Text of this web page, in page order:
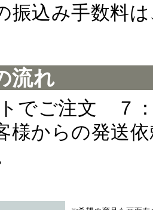
振込み手数料
流れ
でご注文 ７
からの発送